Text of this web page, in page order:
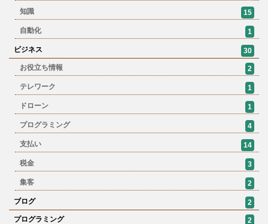
知識 15
自動化 1
ビジネス
30
お役立ち情報
2
テレワーク 1
ドローン 1
プログラミング 4
支払い 14
税金 3
集客 2
ブログ
2
プログラミング
2